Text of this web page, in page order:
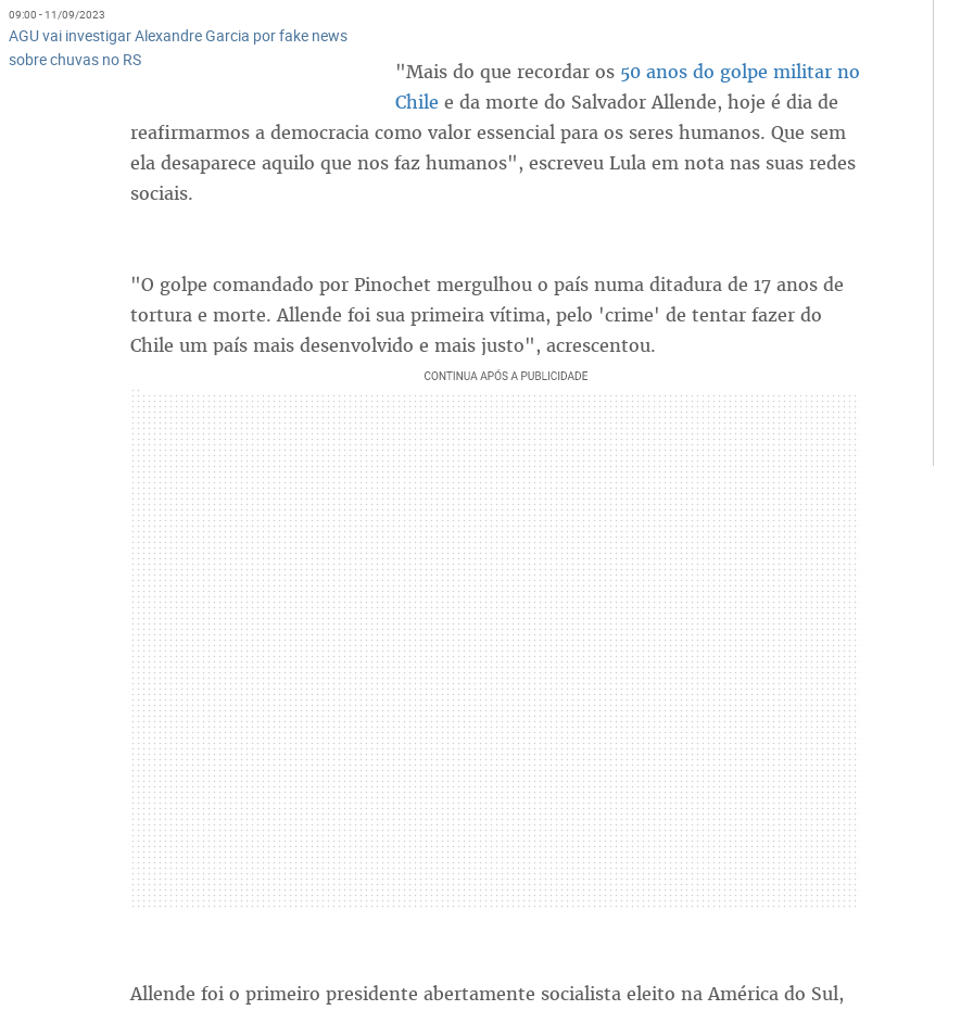
09:00 - 11/09/2023
AGU vai investigar Alexandre Garcia por fake news
sobre chuvas no RS
"Mais do que recordar os 50 anos do golpe militar no
Chile e da morte do Salvador Allende, hoje é dia de
reafirmarmos a democracia como valor essencial para os seres humanos. Que sem
ela desaparece aquilo que nos faz humanos", escreveu Lula em nota nas suas redes
sociais.
"O golpe comandado por Pinochet mergulhou o país numa ditadura de 17 anos de
tortura e morte. Allende foi sua primeira vítima, pelo 'crime' de tentar fazer do
Chile um país mais desenvolvido e mais justo", acrescentou.
Allende foi o primeiro presidente abertamente socialista eleito na América do Sul,